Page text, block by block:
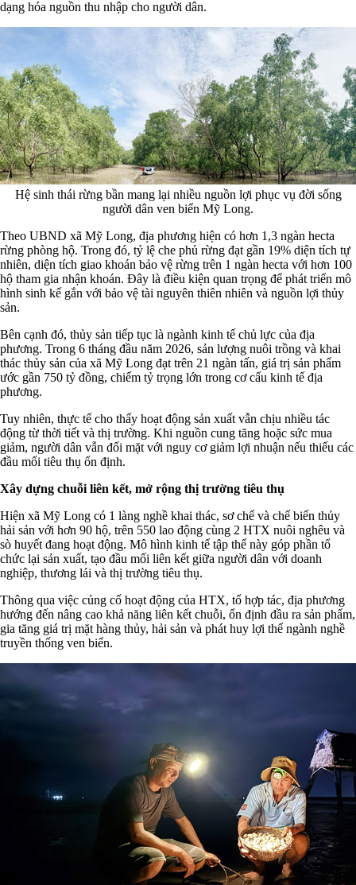
dạng hóa nguồn thu nhập cho người dân.
Hệ sinh thái rừng bần mang lại nhiều nguồn lợi phục vụ đời sống
người dân ven biển Mỹ Long.
Theo UBND xã Mỹ Long, địa phương hiện có hơn 1,3 ngàn hecta
rừng phòng hộ. Trong đó, tỷ lệ che phủ rừng đạt gần 19% diện tích tự
nhiên, diện tích giao khoán bảo vệ rừng trên 1 ngàn hecta với hơn 100
hộ tham gia nhận khoán. Đây là điều kiện quan trọng để phát triển mô
hình sinh kế gắn với bảo vệ tài nguyên thiên nhiên và nguồn lợi thủy
sản.
Bên cạnh đó, thủy sản tiếp tục là ngành kinh tế chủ lực của địa
phương. Trong 6 tháng đầu năm 2026, sản lượng nuôi trồng và khai
thác thủy sản của xã Mỹ Long đạt trên 21 ngàn tấn, giá trị sản phẩm
ước gần 750 tỷ đồng, chiếm tỷ trọng lớn trong cơ cấu kinh tế địa
phương.
Tuy nhiên, thực tế cho thấy hoạt động sản xuất vẫn chịu nhiều tác
động từ thời tiết và thị trường. Khi nguồn cung tăng hoặc sức mua
giảm, người dân vẫn đối mặt với nguy cơ giảm lợi nhuận nếu thiếu các
đầu mối tiêu thụ ổn định.
Xây dựng chuỗi liên kết, mở rộng thị trường tiêu thụ
Hiện xã Mỹ Long có 1 làng nghề khai thác, sơ chế và chế biến thủy
hải sản với hơn 90 hộ, trên 550 lao động cùng 2 HTX nuôi nghêu và
sò huyết đang hoạt động. Mô hình kinh tế tập thể này góp phần tổ
chức lại sản xuất, tạo đầu mối liên kết giữa người dân với doanh
nghiệp, thương lái và thị trường tiêu thụ.
Thông qua việc củng cố hoạt động của HTX, tổ hợp tác, địa phương
hướng đến nâng cao khả năng liên kết chuỗi, ổn định đầu ra sản phẩm,
gia tăng giá trị mặt hàng thủy, hải sản và phát huy lợi thế ngành nghề
truyền thống ven biển.